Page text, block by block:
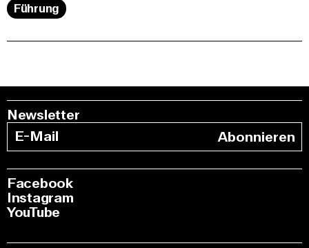
Führung
Newsletter
Abonnieren
Facebook
Instagram
YouTube